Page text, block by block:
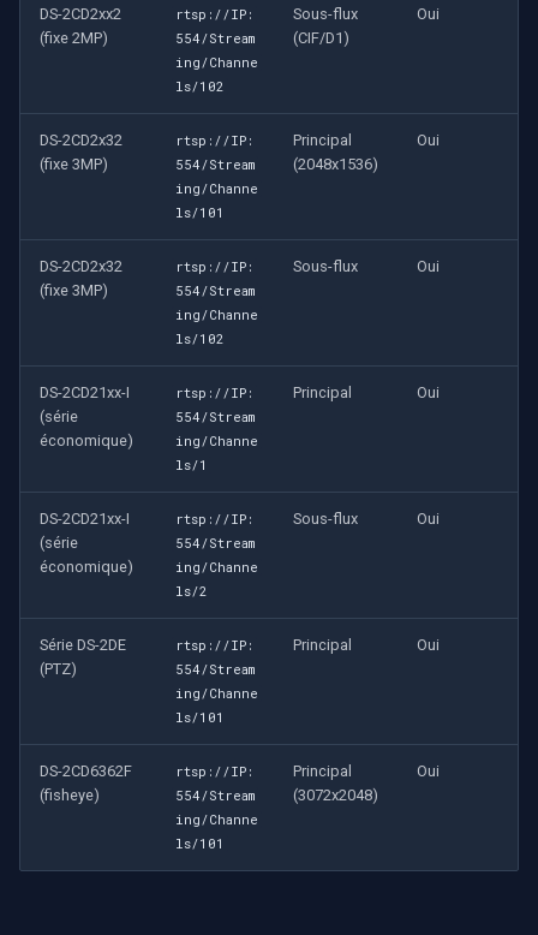
DS-2CD2xx2
(fixe 2MP)
rtsp://IP:
554/Stream
ing/Channe
ls/102
Sous-flux
(CIF/D1)
Oui
DS-2CD2x32
(fixe 3MP)
rtsp://IP:
554/Stream
ing/Channe
ls/101
Principal
(2048x1536)
Oui
DS-2CD2x32
(fixe 3MP)
rtsp://IP:
554/Stream
ing/Channe
ls/102
Sous-flux Oui
DS-2CD21xx-I
(série
économique)
rtsp://IP:
554/Stream
ing/Channe
ls/1
Principal Oui
DS-2CD21xx-I
(série
économique)
rtsp://IP:
554/Stream
ing/Channe
ls/2
Sous-flux Oui
Série DS-2DE
(PTZ)
rtsp://IP:
554/Stream
ing/Channe
ls/101
Principal Oui
DS-2CD6362F
(fisheye)
rtsp://IP:
554/Stream
ing/Channe
ls/101
Principal
(3072x2048)
Oui